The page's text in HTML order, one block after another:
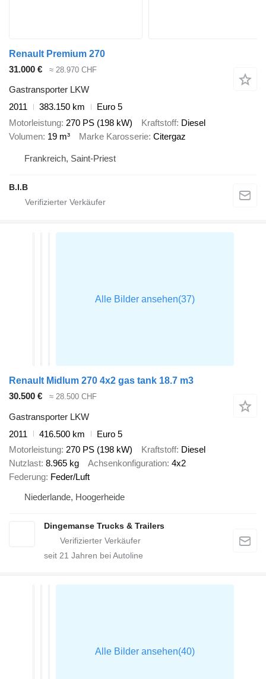
Renault Premium 270
31.000 €
≈ 28.970 CHF
Gastransporter LKW
2011
383.150 km
Euro 5
Motorleistung 270 PS (198 kW) Kraftstoff Diesel
Volumen 19 m³ Marke Karosserie Citergaz
Frankreich, Saint-Priest
B.I.B
Renault Midlum 270 4x2 gas tank 18.7 m3
30.500 €
≈ 28.500 CHF
Gastransporter LKW
2011
416.500 km
Euro 5
Motorleistung 270 PS (198 kW) Kraftstoff Diesel
Nutzlast 8.965 kg Achsenkonfiguration 4x2
Federung Feder/Luft
Niederlande, Hoogerheide
Dingemanse Trucks & Trailers
seit 21 Jahren bei Autoline